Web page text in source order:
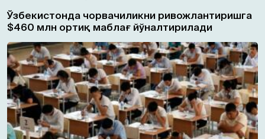
Ўзбекистонда чорвачиликни ривожлантиришга
$460 млн ортиқ маблағ йўналтирилади